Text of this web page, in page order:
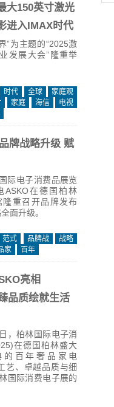
大150英寸激光
进入IMAX时代
”为主题的“2025激
发展大会”隆重举
时代 全球
家庭观
家庭 海信
电视
牌战略升级 赋
际电子消费品展览
在德国柏林
隆重召开品牌发布
面升级。
范式 品牌战
战略
家 百年
亮相
品质绘就生活
，柏林国际电子消
在德国柏林盛大
百年奢品家电
艺、卓越品质与细
国际消费电子展的